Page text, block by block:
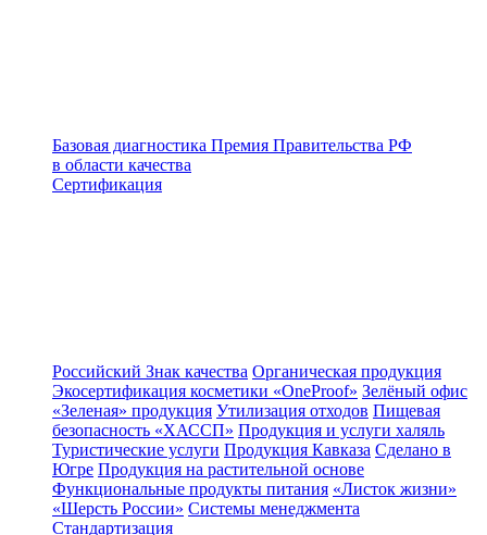
Базовая диагностика Премия Правительства РФ
в области качества
Сертификация
Российский Знак качества Органическая продукция
Экосертификация косметики «OneProof» Зелёный офис
«Зеленая» продукция Утилизация отходов Пищевая
безопасность «ХАССП» Продукция и услуги халяль
Туристические услуги Продукция Кавказа Сделано в
Югре Продукция на растительной основе
Функциональные продукты питания «Листок жизни»
«Шерсть России» Системы менеджмента
Стандартизация